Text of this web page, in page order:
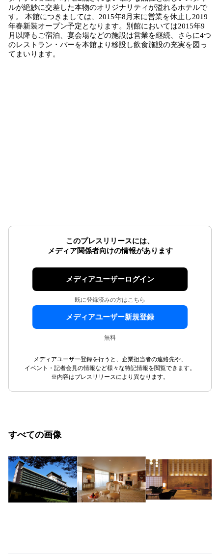
ルが絶妙に交差した本物のオリジナリティが溢れるホテルで
す。 本館につきましては、2015年8月末に営業を休止し2019
年春新装オープン予定となります。別館においては2015年9
月以降もご宿泊、宴会場などの施設は営業を継続、さらに4つ
のレストラン・バーを本館より移設し飲食施設の充実を図っ
てまいります。
このプレスリリースには、
メディア関係者向けの情報があります
メディアユーザーログイン
既に登録済みの方はこちら
メディアユーザー新規登録
無料
メディアユーザー登録を行うと、企業担当者の連絡先や、
イベント・記者会見の情報など様々な特記情報を閲覧できます。
※内容はプレスリリースにより異なります。
すべての画像